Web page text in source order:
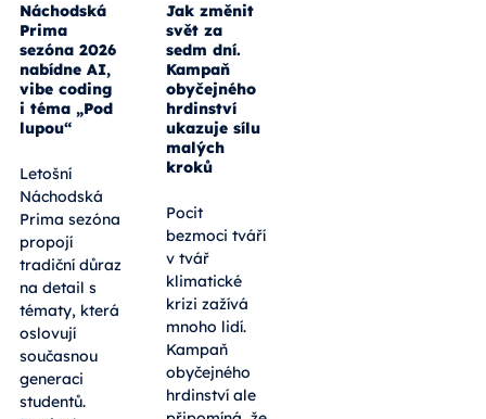
Náchodská
Prima
sezóna 2026
nabídne AI,
vibe coding
i téma „Pod
lupou“
Letošní
Náchodská
Prima sezóna
propojí
tradiční důraz
na detail s
tématy, která
oslovují
současnou
generaci
studentů.
Jak změnit
svět za
sedm dní.
Kampaň
obyčejného
hrdinství
ukazuje sílu
malých
kroků
Pocit
bezmoci tváří
v tvář
klimatické
krizi zažívá
mnoho lidí.
Kampaň
obyčejného
hrdinství ale